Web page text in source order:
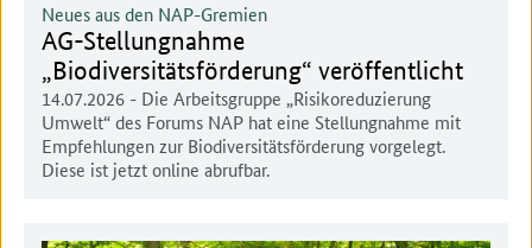
AG-Stellungnahme
„Biodiversitätsförderung“ veröffentlicht
Neues aus den NAP-Gremien
14.07.2026 - Die Arbeitsgruppe „Risikoreduzierung
Umwelt“ des Forums NAP hat eine Stellungnahme mit
Empfehlungen zur Biodiversitätsförderung vorgelegt.
Diese ist jetzt online abrufbar.